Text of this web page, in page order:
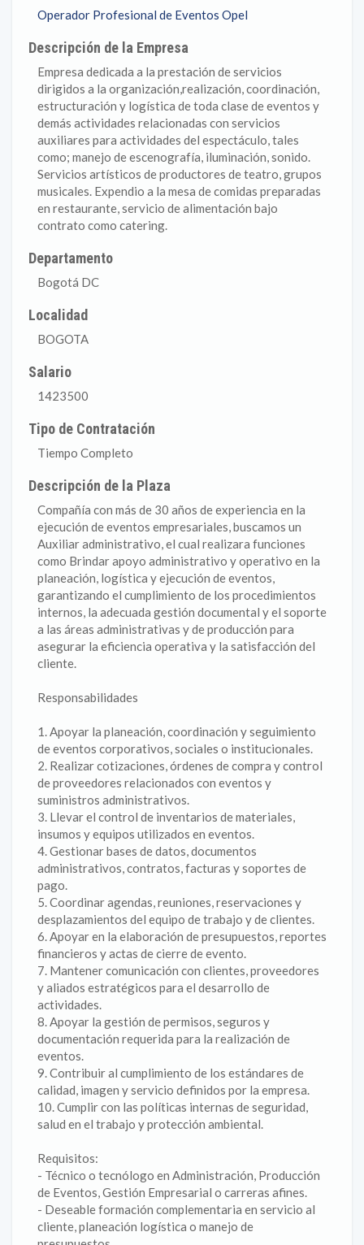
Operador Profesional de Eventos Opel
Descripción de la Empresa
Empresa dedicada a la prestación de servicios
dirigidos a la organización,realización, coordinación,
estructuración y logística de toda clase de eventos y
demás actividades relacionadas con servicios
auxiliares para actividades del espectáculo, tales
como; manejo de escenografía, iluminación, sonido.
Servicios artísticos de productores de teatro, grupos
musicales. Expendio a la mesa de comidas preparadas
en restaurante, servicio de alimentación bajo
contrato como catering.
Departamento
Bogotá DC
Localidad
BOGOTA
Salario
1423500
Tipo de Contratación
Tiempo Completo
Descripción de la Plaza
Compañía con más de 30 años de experiencia en la
ejecución de eventos empresariales, buscamos un
Auxiliar administrativo, el cual realizara funciones
como Brindar apoyo administrativo y operativo en la
planeación, logística y ejecución de eventos,
garantizando el cumplimiento de los procedimientos
internos, la adecuada gestión documental y el soporte
a las áreas administrativas y de producción para
asegurar la eficiencia operativa y la satisfacción del
cliente.
Responsabilidades
1. Apoyar la planeación, coordinación y seguimiento
de eventos corporativos, sociales o institucionales.
2. Realizar cotizaciones, órdenes de compra y control
de proveedores relacionados con eventos y
suministros administrativos.
3. Llevar el control de inventarios de materiales,
insumos y equipos utilizados en eventos.
4. Gestionar bases de datos, documentos
administrativos, contratos, facturas y soportes de
pago.
5. Coordinar agendas, reuniones, reservaciones y
desplazamientos del equipo de trabajo y de clientes.
6. Apoyar en la elaboración de presupuestos, reportes
financieros y actas de cierre de evento.
7. Mantener comunicación con clientes, proveedores
y aliados estratégicos para el desarrollo de
actividades.
8. Apoyar la gestión de permisos, seguros y
documentación requerida para la realización de
eventos.
9. Contribuir al cumplimiento de los estándares de
calidad, imagen y servicio definidos por la empresa.
10. Cumplir con las políticas internas de seguridad,
salud en el trabajo y protección ambiental.
Requisitos:
- Técnico o tecnólogo en Administración, Producción
de Eventos, Gestión Empresarial o carreras afines.
- Deseable formación complementaria en servicio al
cliente, planeación logística o manejo de